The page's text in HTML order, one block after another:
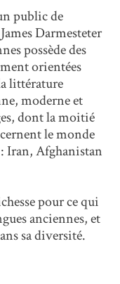
public de
Darmesteter
possède des
orientées
littérature
moderne et
dont la moitié
le monde
Iran, Afghanistan
pour ce qui
anciennes, et
sa diversité.